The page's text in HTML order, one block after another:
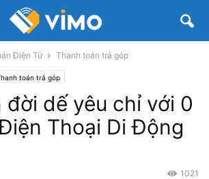
Điện Tử Thanh toán trả góp
toán trả góp
đời dế yêu chỉ với 0
Thoại Di Động
1021